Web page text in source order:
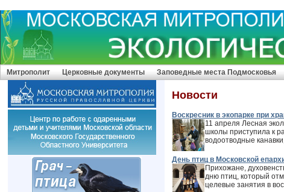
Митрополит Церковные документы Заповедные места Подмосковья
Новости
Воскресник в экопарке при
11 апреля Лесная
школы приступила к
водоотводные
День птиц в Московской
Прихожане,
дню птиц, который
целевые занятия в